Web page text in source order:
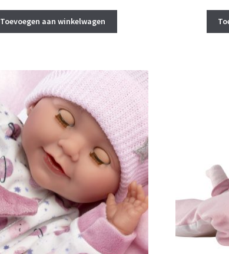
was:
€ 79,95.
is:
€ 75,00.
Toevoegen aan winkelwagen